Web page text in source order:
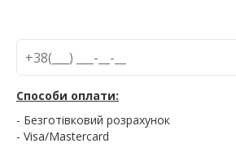
Способи оплати:
- Безготівковий розрахунок
- Visa/Mastercard